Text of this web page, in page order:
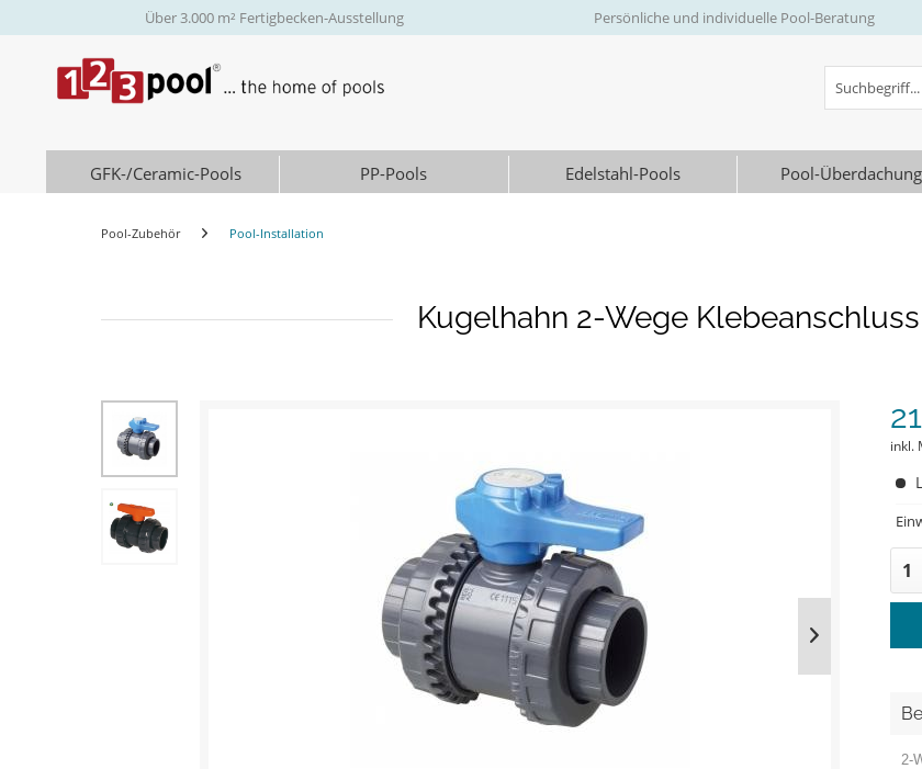
Über 3.000 m² Fertigbecken-Ausstellung Persönliche und individuelle Pool-Beratung
GFK-/Ceramic-Pools PP-Pools Edelstahl-Pools Pool-Überdachung
Pool-Zubehör Pool-Installation
Kugelhahn 2-Wege
inkl.
2-